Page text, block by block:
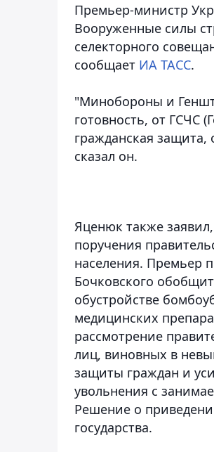
Премьер-министр
Вооруженные силы
селекторного
сообщает ИА ТАСС.
"Минобороны и
готовность, от ГСЧС
гражданская
сказал он.
Яценюк также
поручения
населения. Премьер
Бочковского
обустройстве
медицинских
рассмотрение
лиц, виновных в
защиты граждан и
увольнения с
Решение о
государства.